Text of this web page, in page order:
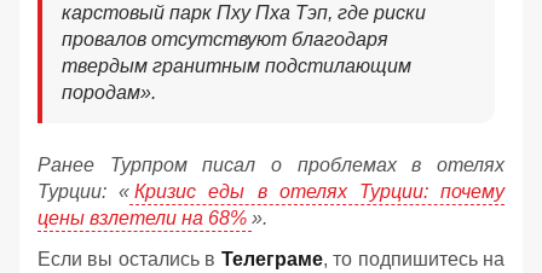
карстовый парк Пху Пха Тэп, где риски
провалов отсутствуют благодаря
твердым гранитным подстилающим
породам».
Ранее Турпром писал о проблемах в отелях
Турции: « Кризис еды в отелях Турции: почему
цены взлетели на 68% ».
Если вы остались в Телеграме, то подпишитесь на